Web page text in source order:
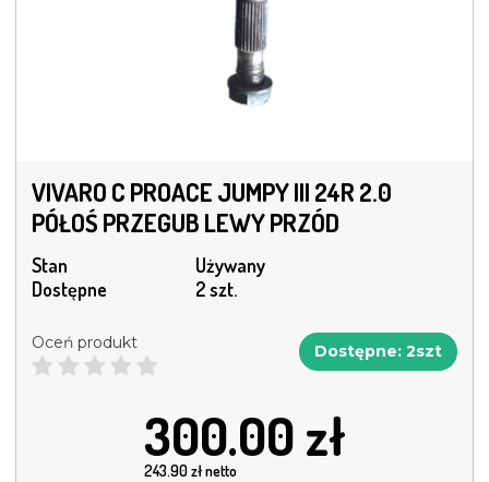
VIVARO C PROACE JUMPY III 24R 2.0
PÓŁOŚ PRZEGUB LEWY PRZÓD
Stan
Używany
Dostępne
2 szt.
Oceń produkt Dostępne: 2szt
300.00 zł
243.90zł netto